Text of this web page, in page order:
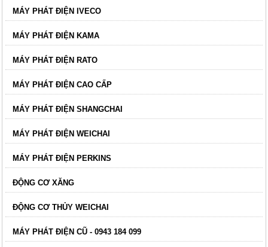
MÁY PHÁT ĐIỆN IVECO
MÁY PHÁT ĐIỆN KAMA
MÁY PHÁT ĐIỆN RATO
MÁY PHÁT ĐIỆN CAO CẤP
MÁY PHÁT ĐIỆN SHANGCHAI
MÁY PHÁT ĐIỆN WEICHAI
MÁY PHÁT ĐIỆN PERKINS
ĐỘNG CƠ XĂNG
ĐỘNG CƠ THỦY WEICHAI
MÁY PHÁT ĐIỆN CŨ - 0943 184 099